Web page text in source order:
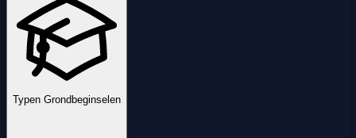
Typen Grondbeginselen